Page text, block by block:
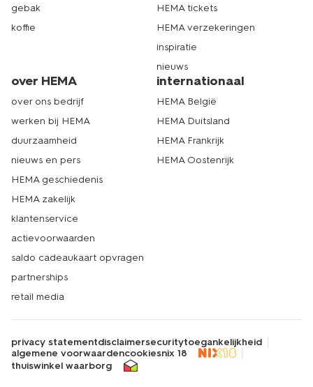
gebak
koffie
HEMA tickets
HEMA verzekeringen
inspiratie
nieuws
over HEMA
over ons bedrijf
werken bij HEMA
duurzaamheid
nieuws en pers
HEMA geschiedenis
HEMA zakelijk
klantenservice
actievoorwaarden
saldo cadeaukaart opvragen
partnerships
retail media
internationaal
HEMA België
HEMA Duitsland
HEMA Frankrijk
HEMA Oostenrijk
privacy statementdisclaimersecuritytoegankelijkheid
algemene voorwaardencookiesnix 18
thuiswinkel waarborg